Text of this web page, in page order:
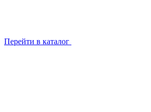
Перейти в каталог